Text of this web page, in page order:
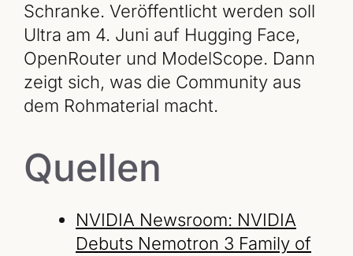
Schranke. Veröffentlicht werden soll
Ultra am 4. Juni auf Hugging Face,
OpenRouter und ModelScope. Dann
zeigt sich, was die Community aus
dem Rohmaterial macht.
Quellen
NVIDIA Newsroom: NVIDIA
Debuts Nemotron 3 Family of